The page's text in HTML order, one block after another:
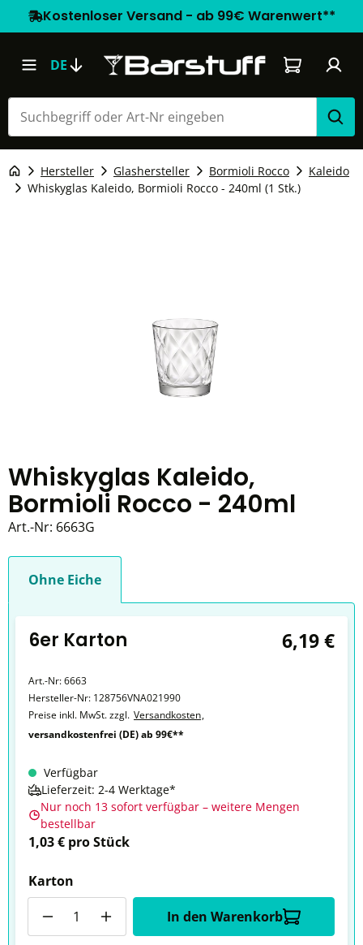
Kostenloser Versand - ab 99€ Warenwert**
DE Warenkorb
Hersteller Glashersteller Bormioli Rocco
Kaleido
Whiskyglas Kaleido, Bormioli Rocco - 240ml (1 Stk.)
Whiskyglas Kaleido,
Bormioli Rocco - 240ml
Art.-Nr: 6663G
Ohne Eiche
6er Karton 6,19 €
Art.-Nr:6663
Hersteller-Nr: 128756VNA021990
Preise inkl. MwSt. zzgl. Versandkosten,
versandkostenfrei (DE) ab 99€**
Verfügbar
Lieferzeit: 2-4 Werktage*
Nur noch 13 sofort verfügbar – weitere Mengen
bestellbar
1,03 € pro Stück
Karton
In den Warenkorb